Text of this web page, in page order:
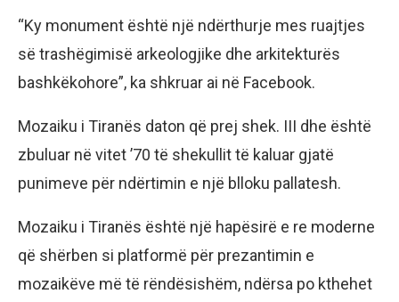
“Ky monument është një ndërthurje mes ruajtjes
së trashëgimisë arkeologjike dhe arkitekturës
bashkëkohore”, ka shkruar ai në Facebook.
Mozaiku i Tiranës daton që prej shek. III dhe është
zbuluar në vitet ’70 të shekullit të kaluar gjatë
punimeve për ndërtimin e një blloku pallatesh.
Mozaiku i Tiranës është një hapësirë e re moderne
që shërben si platformë për prezantimin e
mozaikëve më të rëndësishëm, ndërsa po kthehet